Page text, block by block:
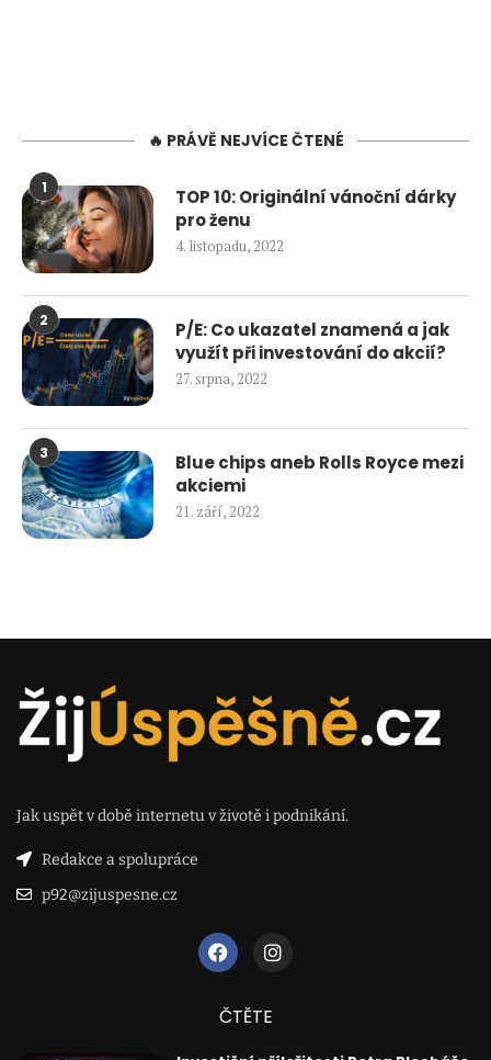
🔥 PRÁVĚ NEJVÍCE ČTENÉ
1
TOP 10: Originální vánoční dárky
pro ženu
4. listopadu, 2022
2
P/E: Co ukazatel znamená a jak
využít při investování do akcií?
27. srpna, 2022
3
Blue chips aneb Rolls Royce mezi
akciemi
21. září, 2022
Jak uspět v době internetu v životě i podnikání.
Redakce a spolupráce
p92@zijuspesne.cz
ČTĚTE